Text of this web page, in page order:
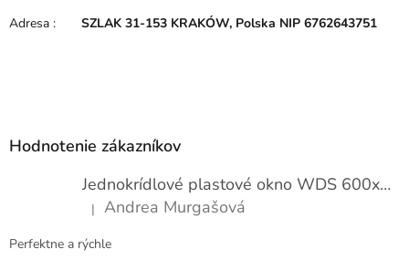
Adresa : SZLAK 31-153 KRAKÓW, Polska NIP 6762643751
Hodnotenie zákazníkov
Jednokrídlové plastové okno WDS 600x1000
Hodnotenie produktu je 5 z 5 hviezdičiek.
| Andrea Murgašová
Perfektne a rýchle